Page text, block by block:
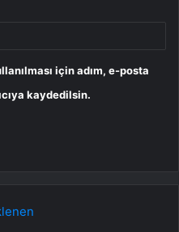
için adım, e-posta
kaydedilsin.